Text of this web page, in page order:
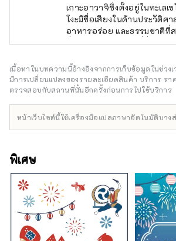
ในเดือนกุมภาพันธ์ พ.ศ
7 แห่งในจังหวัดเฮียวโก
แห่งทั่วประเทศได้รับเลื
ที่ดีที่สุดของโรงแรมแพ
55,000 แห่งทั่วประเทศ
ห้องนี้เป็นพื้นที่ที่ชวนให้
ท้องฟ้าเต็มไปด้วยดวงด
เสมือนท้องฟ้าจำลองต
ตอนเช้าแสงแดดส่องผ่
รอบไปด้วยธรรมชาติอั
ของเกาะ ห้องพักทุกห้
ไซเปรสซึ่งคุณสามารถ
ช่วงเวลาผ่อนคลาย
เกาะอาวาจิซึ่งตั้งอยู่ในทะเลเ
โงะมีชื่อเสียงในด้านประวัติศ
อาหารอร่อย และธรรมชาติที่
ชั่วโมงจากโอซาก้า ที่นี่จึงเป็
แบบ เรามาที่นี่เพื่อแนะนำให้
สวยงามบนเกาะอาวาจิ รวมถึ
อาหาร กิจกรรม สวนสนุก แล
เนื้อหาในบทความนี้อ้างอิงจากการเก็บข้อมูลในช่วง
มีการเปลี่ยนแปลงของรายละเอียดสินค้า บริการ ร
ตรวจสอบกับสถานที่นั้นอีกครั้งก่อนการไปใช้บริการ
หน้าเว็บไซต์นี้ใช้เครื่องมือแปลภาษาอัตโนมัติบาง
พิเศษ